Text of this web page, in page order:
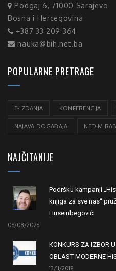
Podgaj 6, 71000 Sarajevo
Bosna i Hercegovina
+387 33 209 364
nauka@bih.net.ba
POPULARNE PRETRAGE
E-IZDANJA KONFERENCIJA
NAJAVA DOGAĐAJA NEDIM
NAJČITANIJE
Podršku kampanji
knjiga za sve nas“
Huseinbegović
06/08/2026
KONKURS ZA IZBOR
OBLAST MODERNE
13/11/2018